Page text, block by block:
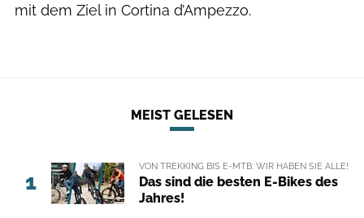
mit dem Ziel in Cortina d’Ampezzo.
MEIST GELESEN
1
VON TREKKING BIS E-MTB: WIR HABEN SIE ALLE!
Das sind die besten E-Bikes des
Jahres!